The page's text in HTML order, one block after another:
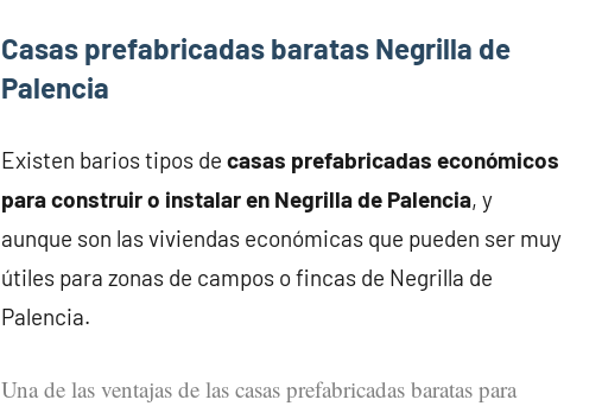
Casas prefabricadas baratas Negrilla de
Palencia
Existen barios tipos de casas prefabricadas económicos
para construir o instalar en Negrilla de Palencia, y
aunque son las viviendas económicas que pueden ser muy
útiles para zonas de campos o fincas de Negrilla de
Palencia.
Una de las ventajas de las casas prefabricadas baratas para